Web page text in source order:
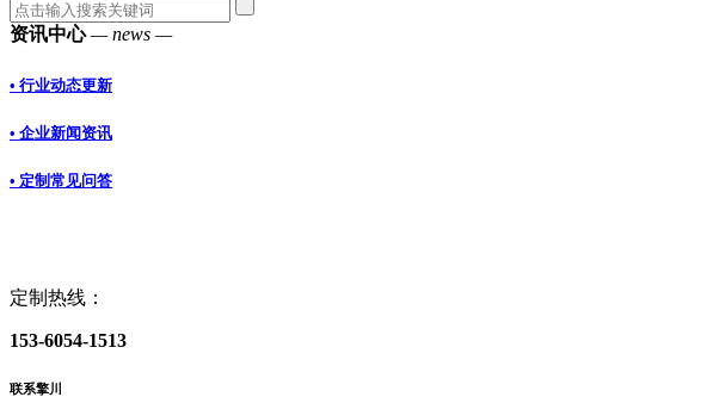
资讯中心— news —
• 行业动态更新
• 企业新闻资讯
• 定制常见问答
定制热线：
153-6054-1513
联系擎川